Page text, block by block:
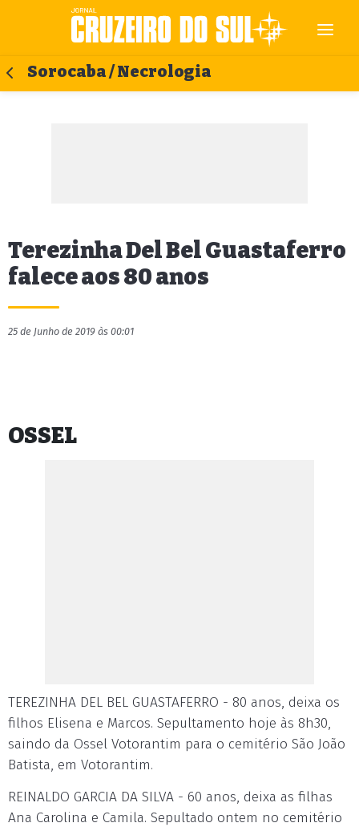
Sorocaba / Necrologia
Terezinha Del Bel Guastaferro
falece aos 80 anos
25 de Junho de 2019 às 00:01
OSSEL
TEREZINHA DEL BEL GUASTAFERRO - 80 anos, deixa os
filhos Elisena e Marcos. Sepultamento hoje às 8h30,
saindo da Ossel Votorantim para o cemitério São João
Batista, em Votorantim.
REINALDO GARCIA DA SILVA - 60 anos, deixa as filhas
Ana Carolina e Camila. Sepultado ontem no cemitério